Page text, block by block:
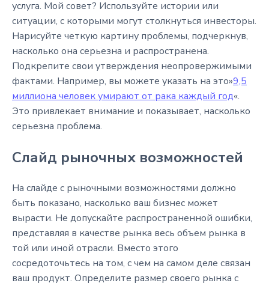
услуга. Мой совет? Используйте истории или
ситуации, с которыми могут столкнуться инвесторы.
Нарисуйте четкую картину проблемы, подчеркнув,
насколько она серьезна и распространена.
Подкрепите свои утверждения неопровержимыми
фактами. Например, вы можете указать на это»9,5
миллиона человек умирают от рака каждый год«.
Это привлекает внимание и показывает, насколько
серьезна проблема.
Слайд рыночных возможностей
На слайде с рыночными возможностями должно
быть показано, насколько ваш бизнес может
вырасти. Не допускайте распространенной ошибки,
представляя в качестве рынка весь объем рынка в
той или иной отрасли. Вместо этого
сосредоточьтесь на том, с чем на самом деле связан
ваш продукт. Определите размер своего рынка с